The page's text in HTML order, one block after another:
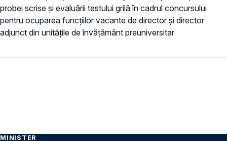
probei scrise și evaluării testului grilă în cadrul concursului
pentru ocuparea funcțiilor vacante de director și director
adjunct din unitățile de învățământ preuniversitar
MINISTER